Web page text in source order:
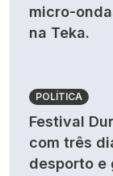
micro-
na Teka.
POLÍTICA
Festival
com três
desporto e